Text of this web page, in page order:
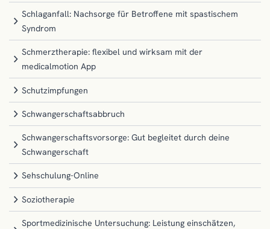
Schlaganfall: Nachsorge für Betroffene mit spastischem
Syndrom
Schmerztherapie: flexibel und wirksam mit der
medicalmotion App
Schutzimpfungen
Schwangerschaftsabbruch
Schwangerschaftsvorsorge: Gut begleitet durch deine
Schwangerschaft
Sehschulung-Online
Soziotherapie
Sportmedizinische Untersuchung: Leistung einschätzen,